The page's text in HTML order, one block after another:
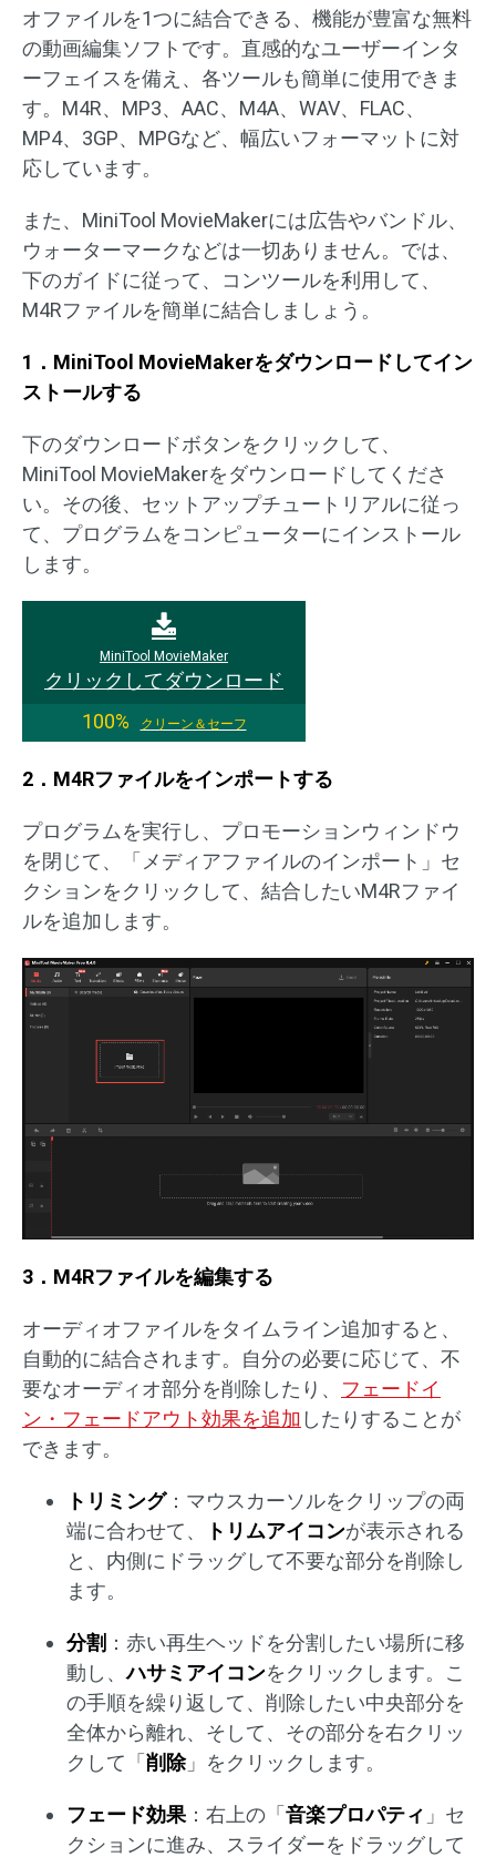
オファイルを1つに結合できる、機能が豊富な無料
の動画編集ソフトです。直感的なユーザーインタ
ーフェイスを備え、各ツールも簡単に使用できま
す。M4R、MP3、AAC、M4A、WAV、FLAC、
MP4、3GP、MPGなど、幅広いフォーマットに対
応しています。
また、MiniTool MovieMakerには広告やバンドル、
ウォーターマークなどは一切ありません。では、
下のガイドに従って、コンツールを利用して、
M4Rファイルを簡単に結合しましょう。
1．MiniTool MovieMakerをダウンロードしてイン
ストールする
下のダウンロードボタンをクリックして、
MiniTool MovieMakerをダウンロードしてくださ
い。その後、セットアップチュートリアルに従っ
て、プログラムをコンピューターにインストール
します。
MiniTool MovieMaker
クリックしてダウンロード
100%
クリーン＆セーフ
2．M4Rファイルをインポートする
プログラムを実行し、プロモーションウィンドウ
を閉じて、「メディアファイルのインポート」セ
クションをクリックして、結合したいM4Rファイ
ルを追加します。
3．M4Rファイルを編集する
オーディオファイルをタイムライン追加すると、
自動的に結合されます。自分の必要に応じて、不
要なオーディオ部分を削除したり、 フェードイ
ン・フェードアウト効果を追加 したりすることが
できます。
トリミング：マウスカーソルをクリップの両
端に合わせて、
トリムアイコンが表示される
と、内側にドラッグして不要な部分を削除し
ます。
分割 ：赤い再生ヘッドを分割したい場所に移
動し、ハサミアイコンをクリックします。こ
の手順を繰り返して、削除したい中央部分を
全体から離れ、そして、その部分を右クリッ
クして「 削除」をクリックします。
フェード効果 ：右上の「 音楽プロパティ 」セ
クションに進み、スライダーをドラッグして